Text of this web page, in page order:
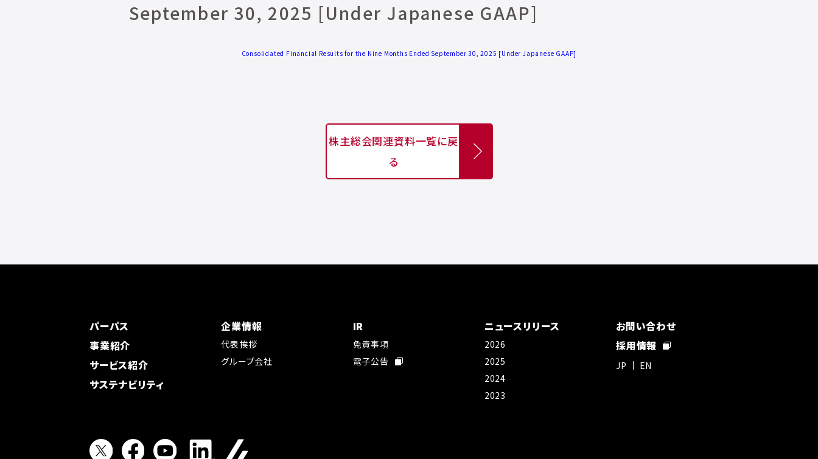
September 30, 2025 [Under Japanese GAAP]
Consolidated Financial Results for the Nine Months Ended September 30, 2025 [Under Japanese GAAP]
株主総会関連資料一覧に戻
る
パーパス
事業紹介
サービス紹介
サステナビリティ
企業情報
代表挨拶
グループ会社
IR
免責事項
電子公告
ニュースリリース
2026
2025
2024
2023
お問い合わせ
採用情報
JP EN